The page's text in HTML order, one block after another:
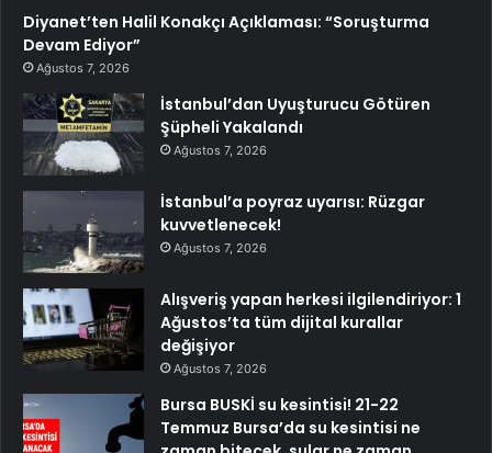
Diyanet’ten Halil Konakçı Açıklaması: “Soruşturma
Devam Ediyor”
Ağustos 7, 2026
İstanbul’dan Uyuşturucu Götüren
Şüpheli Yakalandı
Ağustos 7, 2026
İstanbul’a poyraz uyarısı: Rüzgar
kuvvetlenecek!
Ağustos 7, 2026
Alışveriş yapan herkesi ilgilendiriyor: 1
Ağustos’ta tüm dijital kurallar
değişiyor
Ağustos 7, 2026
Bursa BUSKİ su kesintisi! 21-22
Temmuz Bursa’da su kesintisi ne